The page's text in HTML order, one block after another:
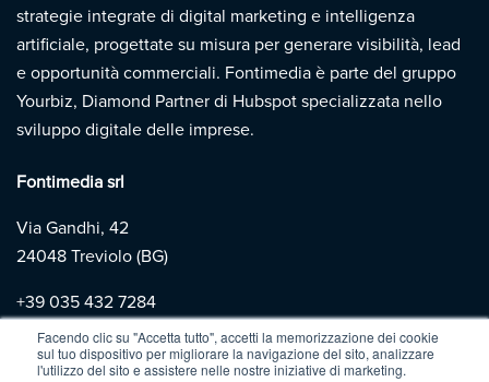
Facendo clic su "Accetta tutto", accetti la memorizzazione dei cookie
sul tuo dispositivo per migliorare la navigazione del sito, analizzare
l'utilizzo del sito e assistere nelle nostre iniziative di marketing.
strategie integrate di digital marketing e intelligenza
artificiale, progettate su misura per generare visibilità, lead
e opportunità commerciali. Fontimedia è parte del gruppo
Yourbiz, Diamond Partner di Hubspot specializzata nello
sviluppo digitale delle imprese.
Fontimedia srl
Via Gandhi, 42
24048 Treviolo (BG)
+39 035 432 7284
Copyright 2026 | Fontimedia |P.IVA: 03997730167 |